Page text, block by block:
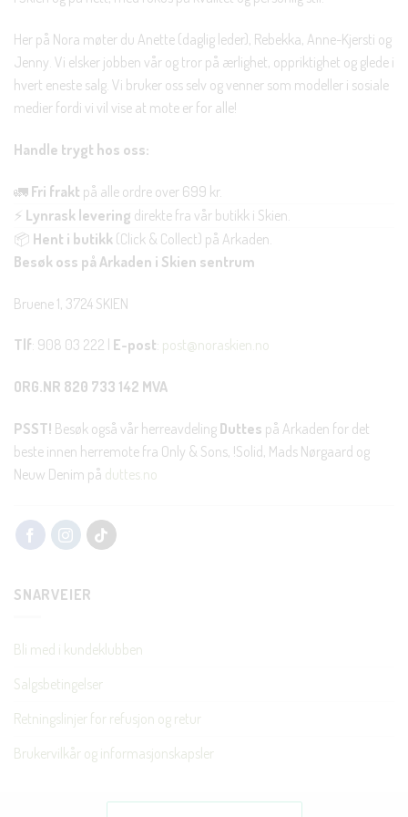
Her på Nora møter du Anette (daglig leder), Rebekka, Anne-Kjersti og
Jenny. Vi elsker jobben vår og tror på ærlighet, oppriktighet og glede i
hvert eneste salg. Vi bruker oss selv og venner som modeller i sosiale
medier fordi vi vil vise at mote er for alle!
Handle trygt hos oss:
🚛 Fri frakt på alle ordre over 699 kr.
⚡ Lynrask levering direkte fra vår butikk i Skien.
📦 Hent i butikk (Click & Collect) på Arkaden.
Besøk oss på Arkaden i Skien sentrum
Bruene 1, 3724 SKIEN
Tlf: 908 03 222 | E-post: post@noraskien.no
ORG.NR 820 733 142 MVA
PSST! Besøk også vår herreavdeling Duttes på Arkaden for det
beste innen herremote fra Only & Sons, !Solid, Mads Nørgaard og
Neuw Denim på duttes.no
SNARVEIER
Bli med i kundeklubben
Salgsbetingelser
Retningslinjer for refusjon og retur
Brukervilkår og informasjonskapsler